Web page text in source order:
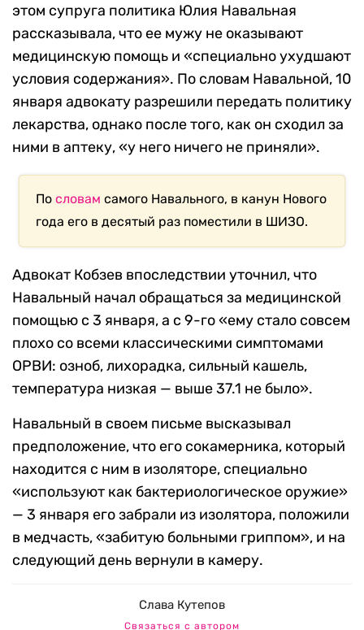
этом супруга политика Юлия Навальная
рассказывала, что ее мужу не оказывают
медицинскую помощь и «специально ухудшают
условия содержания». По словам Навальной, 10
января адвокату разрешили передать политику
лекарства, однако после того, как он сходил за
ними в аптеку, «у него ничего не приняли».
Пословам самого Навального, в канун Нового
года его в десятый раз поместили в ШИЗО.
Адвокат Кобзев впоследствии уточнил, что
Навальный начал обращаться за медицинской
помощью с 3 января, а с 9-го «ему стало совсем
плохо со всеми классическими симптомами
ОРВИ: озноб, лихорадка, сильный кашель,
температура низкая — выше 37.1 не было».
Навальный в своем письме высказывал
предположение, что его сокамерника, который
находится с ним в изоляторе, специально
«используют как бактериологическое оружие»
— 3 января его забрали из изолятора, положили
в медчасть, «забитую больными гриппом», и на
следующий день вернули в камеру.
Слава Кутепов
Связаться с автором